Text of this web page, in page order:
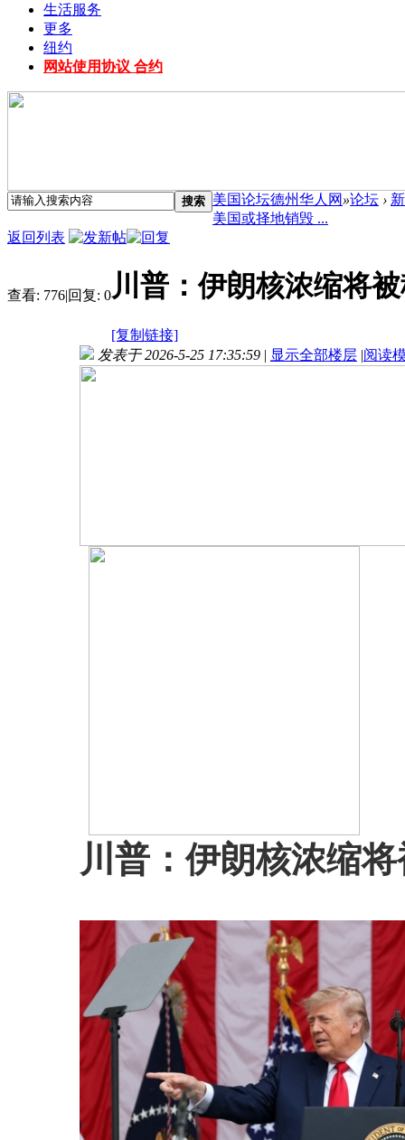
生活服务
更多
纽约
网站使用协议 合约
搜索 美国论坛德州华人网 »论坛 ›
美国或择地销毁 ...
返回列表
查看: 776|回复: 0川普：伊朗核浓缩将
[复制链接]
发表于 2026-5-25 17:35:59 | 显示全部楼层 |阅读
川普：伊朗核浓缩